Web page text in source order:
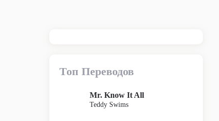
Топ Переводов
Mr. Know It All
Teddy Swims